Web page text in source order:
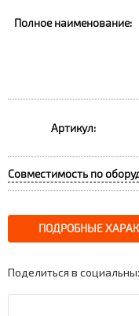
Полное наименование:
Артикул:
Совместимость по
ПОДРОБНЫЕ
Поделиться в